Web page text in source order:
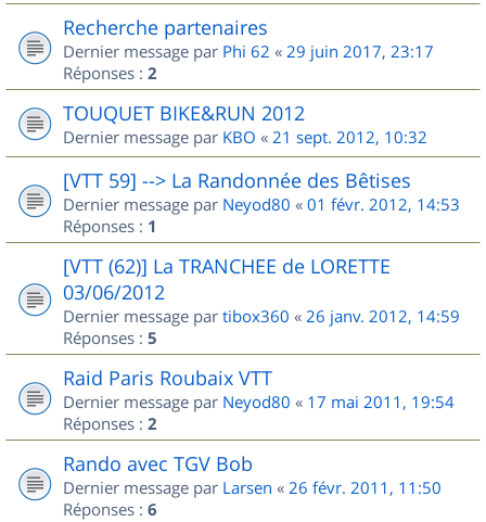
Recherche partenaires
Dernier message par Phi 62 « 29 juin 2017, 23:17
Réponses : 2
TOUQUET BIKE&RUN 2012
Dernier message par KBO « 21 sept. 2012, 10:32
[VTT 59] --> La Randonnée des Bêtises
Dernier message par Neyod80 « 01 févr. 2012, 14:53
Réponses : 1
[VTT (62)] La TRANCHEE de LORETTE
03/06/2012
Dernier message par tibox360 « 26 janv. 2012, 14:59
Réponses : 5
Raid Paris Roubaix VTT
Dernier message par Neyod80 « 17 mai 2011, 19:54
Réponses : 2
Rando avec TGV Bob
Dernier message par Larsen « 26 févr. 2011, 11:50
Réponses : 6